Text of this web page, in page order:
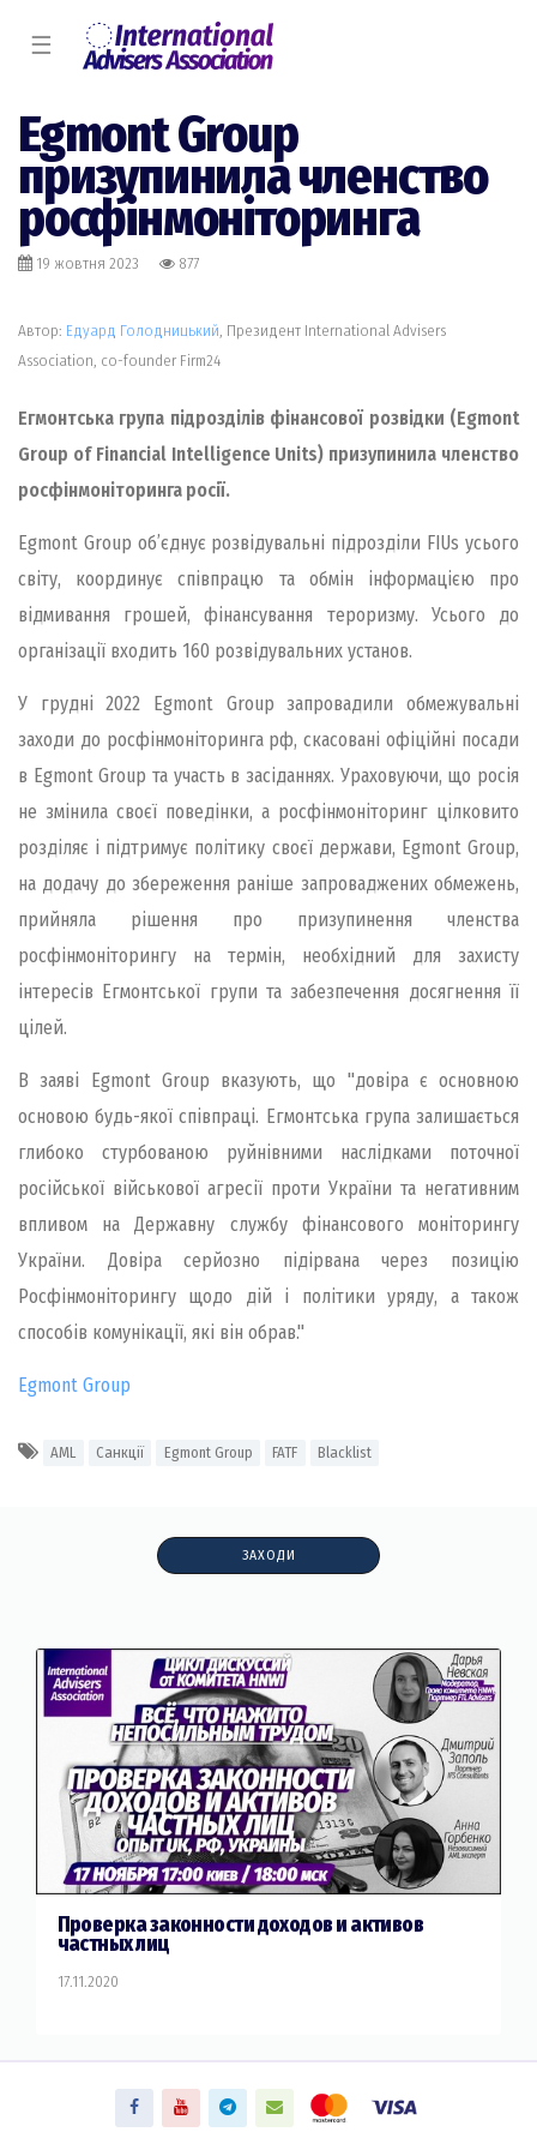
☰
Egmont Group
призупинила членство
росфінмоніторинга
19 жовтня 2023 877
Автор: Едуард Голодницький , Президент International Advisers
Association, co-founder Firm24
Егмонтська група підрозділів фінансової розвідки (Egmont
Group of Financial Intelligence Units) призупинила членство
росфінмоніторинга росії.
Egmont Group об’єднує розвідувальні підрозділи FIUs усього
світу, координує співпрацю та обмін інформацією про
відмивання грошей, фінансування тероризму. Усього до
організації входить 160 розвідувальних установ.
У грудні 2022 Egmont Group запровадили обмежувальні
заходи до росфінмоніторинга рф, скасовані офіційні посади
в Egmont Group та участь в засіданнях. Ураховуючи, що росія
не змінила своєї поведінки, а росфінмоніторинг цілковито
розділяє і підтримує політику своєї держави, Egmont Group,
на додачу до збереження раніше запроваджених обмежень,
прийняла рішення про призупинення членства
росфінмоніторингу на термін, необхідний для захисту
інтересів Егмонтської групи та забезпечення досягнення її
цілей.
В заяві Egmont Group вказують, що "довіра є основною
основою будь-якої співпраці. Егмонтська група залишається
глибоко стурбованою руйнівними наслідками поточної
російської військової агресії проти України та негативним
впливом на Державну службу фінансового моніторингу
України. Довіра серйозно підірвана через позицію
Росфінмоніторингу щодо дій і політики уряду, а також
способів комунікації, які він обрав."
Egmont Group
AML Санкції Egmont Group FATF Blacklist
ЗАХОДИ
Проверка законности доходов и активов
частных лиц
17.11.2020